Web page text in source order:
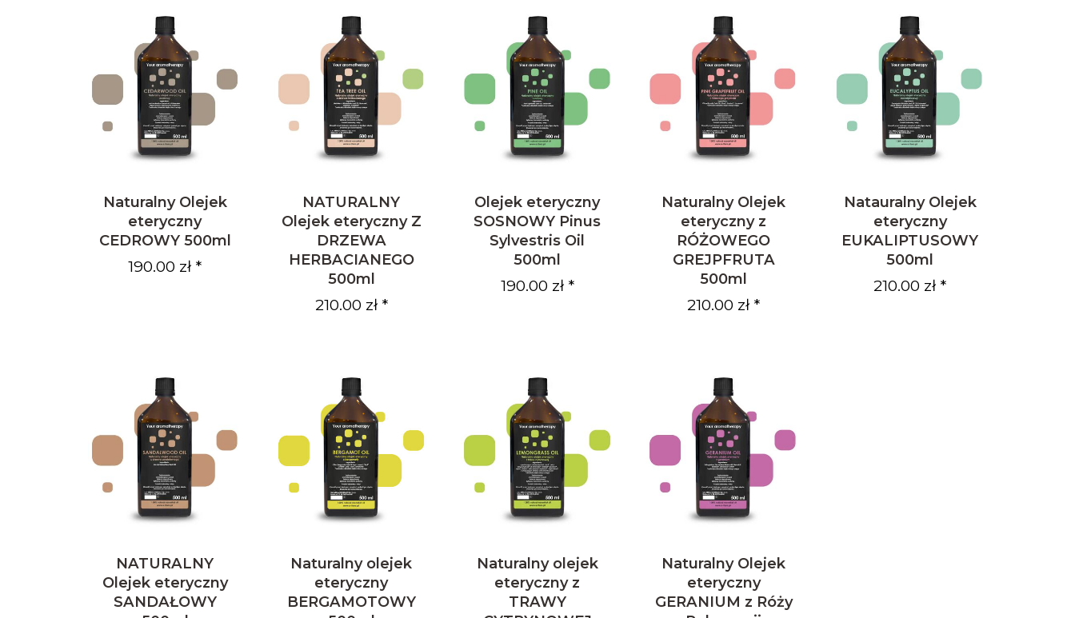
Naturalny Olejek
eteryczny
CEDROWY 500ml
190.00 zł *
NATURALNY
Olejek eteryczny Z
DRZEWA
HERBACIANEGO
500ml
210.00 zł *
Olejek eteryczny
SOSNOWY Pinus
Sylvestris Oil
500ml
190.00 zł *
Naturalny Olejek
eteryczny z
RÓŻOWEGO
GREJPFRUTA
500ml
210.00 zł *
Natauralny Olejek
eteryczny
EUKALIPTUSOWY
500ml
210.00 zł *
NATURALNY
Olejek eteryczny
SANDAŁOWY
Naturalny olejek
eteryczny
BERGAMOTOWY
Naturalny olejek
eteryczny z
TRAWY
Naturalny Olejek
eteryczny
GERANIUM z Róży